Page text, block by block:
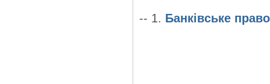
-- 1. Банківське